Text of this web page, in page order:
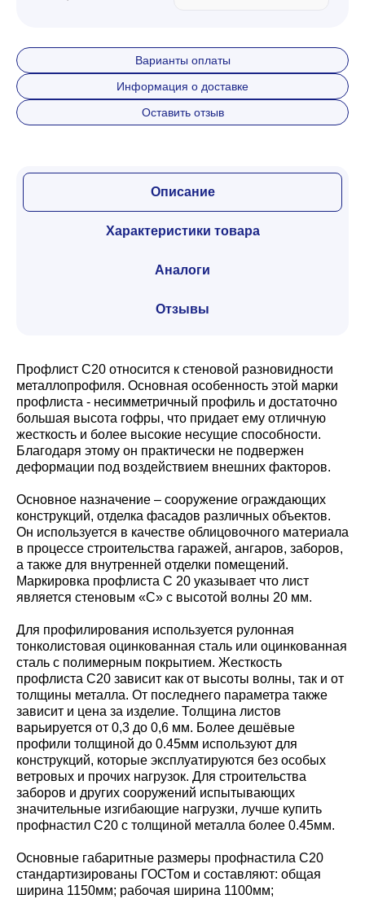
Варианты оплаты
Информация о доставке
Оставить отзыв
Описание
Характеристики товара
Аналоги
Отзывы
Профлист С20 относится к стеновой разновидности
металлопрофиля. Основная особенность этой марки
профлиста - несимметричный профиль и достаточно
большая высота гофры, что придает ему отличную
жесткость и более высокие несущие способности.
Благодаря этому он практически не подвержен
деформации под воздействием внешних факторов.
Основное назначение – сооружение ограждающих
конструкций, отделка фасадов различных объектов.
Он используется в качестве облицовочного материала
в процессе строительства гаражей, ангаров, заборов,
а также для внутренней отделки помещений.
Маркировка профлиста С 20 указывает что лист
является стеновым «С» с высотой волны 20 мм.
Для профилирования используется рулонная
тонколистовая оцинкованная сталь или оцинкованная
сталь с полимерным покрытием. Жесткость
профлиста С20 зависит как от высоты волны, так и от
толщины металла. От последнего параметра также
зависит и цена за изделие. Толщина листов
варьируется от 0,3 до 0,6 мм. Более дешёвые
профили толщиной до 0.45мм используют для
конструкций, которые эксплуатируются без особых
ветровых и прочих нагрузок. Для строительства
заборов и других сооружений испытывающих
значительные изгибающие нагрузки, лучше купить
профнастил С20 с толщиной металла более 0.45мм.
Основные габаритные размеры профнастила С20
стандартизированы ГОСТом и составляют: общая
ширина 1150мм; рабочая ширина 1100мм;